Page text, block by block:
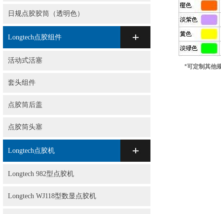
日规点胶胶筒（透明色）
Longtech点胶组件
活动式活塞
套头组件
点胶筒后盖
点胶筒头塞
Longtech点胶机
Longtech 982型点胶机
Longtech WJ118型数显点胶机
*可定制其他